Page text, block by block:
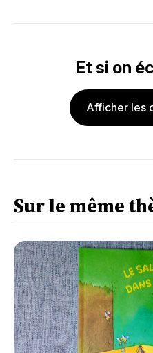
Et si on
Afficher les
Sur le même